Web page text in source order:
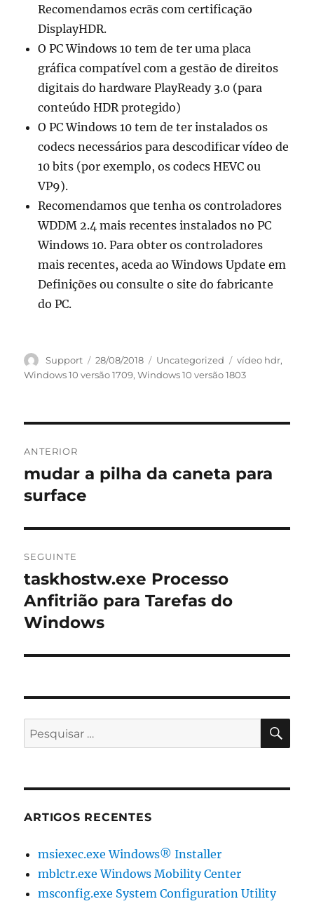
Recomendamos ecrãs com certificação
DisplayHDR.
O PC Windows 10 tem de ter uma placa
gráfica compatível com a gestão de direitos
digitais do hardware PlayReady 3.0 (para
conteúdo HDR protegido)
O PC Windows 10 tem de ter instalados os
codecs necessários para descodificar vídeo de
10 bits (por exemplo, os codecs HEVC ou
VP9).
Recomendamos que tenha os controladores
WDDM 2.4 mais recentes instalados no PC
Windows 10. Para obter os controladores
mais recentes, aceda ao Windows Update em
Definições ou consulte o site do fabricante
do PC.
Autor
Support
Publicado
em
28/08/2018 Categorias
Uncategorized Etiquetas
vídeo hdr,
Windows 10 versão 1709,Windows 10 versão 1803
de
artigos
ANTERIOR
Artigo
anterior:
mudar a pilha da caneta para
surface
SEGUINTE
Artigo
seguinte:
taskhostw.exe Processo
Anfitrião para Tarefas do
Windows
Pesquisar
por:
ARTIGOS RECENTES
msiexec.exe Windows® Installer
mblctr.exe Windows Mobility Center
msconfig.exe System Configuration Utility